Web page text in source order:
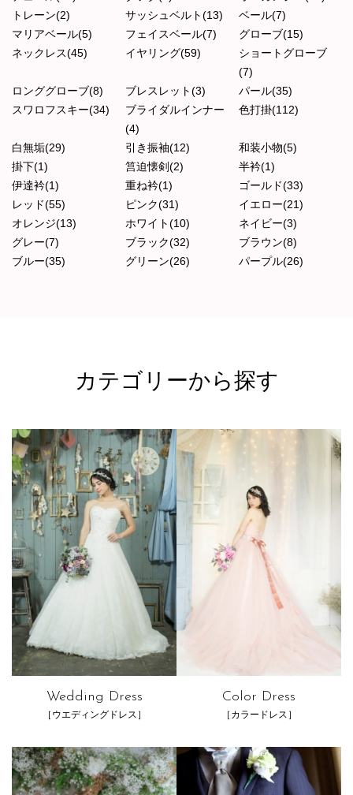
トレーン(2)
サッシュベルト(13)
ベール(7)
マリアベール(5)
フェイスベール(7)
グローブ(15)
ネックレス(45)
イヤリング(59)
ショートグローブ
(7)
ロンググローブ(8)
ブレスレット(3)
パール(35)
スワロフスキー(34)
ブライダルインナー
(4)
色打掛(112)
白無垢(29) 引き振袖(12)
和装小物(5)
掛下(1)
筥迫懐剣(2)
半衿(1)
伊達衿(1)
重ね衿(1)
ゴールド(33)
レッド(55)
ピンク(31)
イエロー(21)
オレンジ(13)
ホワイト(10)
ネイビー(3)
グレー(7)
ブラック(32)
ブラウン(8)
ブルー(35)
グリーン(26) パープル(26)
カテゴリーから探す
Wedding Dress
［ウエディングドレス］
Color Dress
［カラードレス］